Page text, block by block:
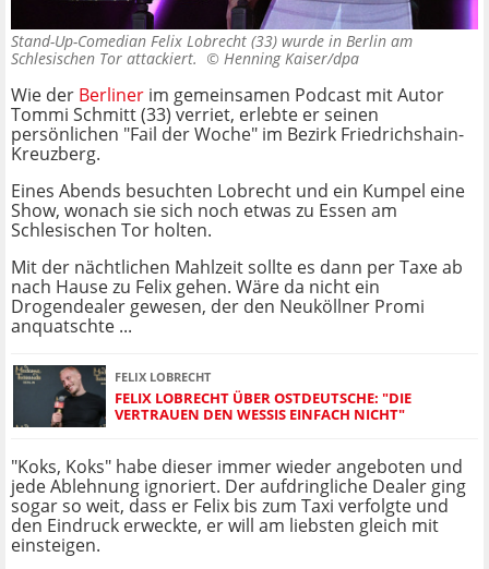
Stand-Up-Comedian Felix Lobrecht (33) wurde in Berlin am
Schlesischen Tor attackiert. © Henning Kaiser/dpa
Wie der Berliner im gemeinsamen Podcast mit Autor
Tommi Schmitt (33) verriet, erlebte er seinen
persönlichen "Fail der Woche" im Bezirk Friedrichshain-
Kreuzberg.
Eines Abends besuchten Lobrecht und ein Kumpel eine
Show, wonach sie sich noch etwas zu Essen am
Schlesischen Tor holten.
Mit der nächtlichen Mahlzeit sollte es dann per Taxe ab
nach Hause zu Felix gehen. Wäre da nicht ein
Drogendealer gewesen, der den Neuköllner Promi
anquatschte ...
FELIX LOBRECHT
FELIX LOBRECHT ÜBER OSTDEUTSCHE: "DIE
VERTRAUEN DEN WESSIS EINFACH NICHT"
"Koks, Koks" habe dieser immer wieder angeboten und
jede Ablehnung ignoriert. Der aufdringliche Dealer ging
sogar so weit, dass er Felix bis zum Taxi verfolgte und
den Eindruck erweckte, er will am liebsten gleich mit
einsteigen.